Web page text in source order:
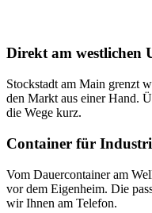
Direkt am westlichen
Stockstadt am Main grenzt
den Markt aus einer Hand.
die Wege kurz.
Container für
Vom Dauercontainer am
vor dem Eigenheim. Die
wir Ihnen am Telefon.